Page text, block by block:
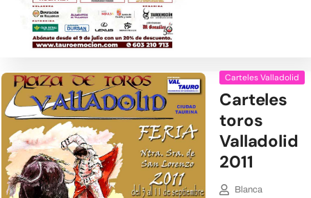
Carteles Valladolid
Carteles
toros
Valladolid
2011
Blanca